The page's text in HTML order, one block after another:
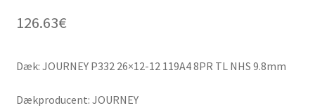
126.63€
Dæk: JOURNEY P332 26×12-12 119A4 8PR TL NHS 9.8mm
Dækproducent: JOURNEY